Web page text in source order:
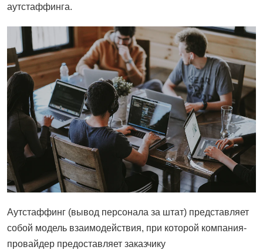
аутстаффинга.
Аутстаффинг (вывод персонала за штат) представляет
собой модель взаимодействия, при которой компания-
провайдер предоставляет заказчику